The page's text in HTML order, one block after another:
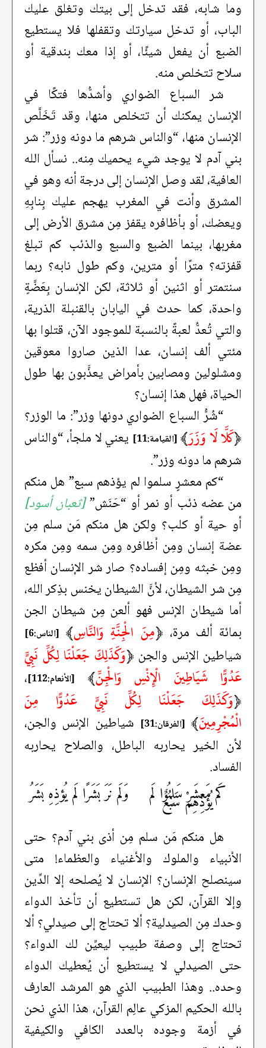
وما شابه، فقد تدخل إلى بيتك وتغلق عليك
الباب، أو تدخل سيارتك وتقفلها فلا يستطيع
الضبع أن يفعل شيئًا، أو إذا معك بندقية أو
سلاح تتخلص منه.
شر السباع الضواري وأشدُّها فتكًا في
الإنسان يمكنك أن تتخلص منها، وقد تَخَلَّص
الإنسان منها، “والناس شرهم ما دونه وزر”: شر
بني آدم لا يوجد شيء يحميك مِنه.. نسأل الله
العافية، لقد وصل الإنسان إلى درجة أنه وهو في
المشرق وأنت في المغرب يهجم عليك بِنابِهِ
ويعضك، أو بأظافره يقفز مِن مشرق الأرض إلى
مغربها، بينما الضبع والسبع والذئب كم تبلغ
قفزته؟ مترًا أو مترين، وكم طول نابه؟ ربما
سنتمتر أو اثنين أو ثلاثة، لكن الإنسان بِعَضَّةٍ
واحدة، كما حدث في اليابان بالقنبلة الذرية،
والتي تُعدُّ لعبةً بالنسبة للموجود الآن، قتلوا بها
مئتي ألف إنسان، عدا الذين صاروا معوقين
ومشلولين ومصابين بأمراض يعذَّبون بها طول
الحياة، فهل هذا إنسان؟
“شُرُّ السباع الضواري دونها وزر”: ما الوزر؟
﴿كَلَّا لَا وَزَرَ﴾ [القيامة:11]
يعني لا ملجأ، “والناس
شرهم ما دونه وزر”.
“كم معشرٍ سلموا لم يؤذهم سبع” هل منكم
من عضه ذئب أو نمر أو “حَنَش”[ثعبان أسود]
أو حية أو كلب؟ ولكن هل منكم مَن سلم مِن
عضة إنسان ومِن أظافره ومِن سمه ومِن مكره
ومِن خبثه ومِن إفساده؟ صار شر الإنسان أفظع
مِن شر الشيطان، لأنَّ الشيطان يخنس بذِكر الله،
أما شيطان الإنس فهو ألعن مِن شيطان الجن
بمائة ألف مرة، ﴿مِنَ الْجِنَّةِ وَالنَّاسِ﴾ [الناس:6]
شياطين الإنس والجن ﴿وَكَذَلِكَ جَعَلْنَا لِكُلِّ نَبِيٍّ
عَدُوًّا شَيَاطِينَ الْإِنْسِ وَالْجِنِّ﴾ [الأنعام:112] ،
﴿وَكَذَلِكَ جَعَلْنَا لِكُلِّ نَبِيٍّ عَدُوًّا مِنَ
الْمُجْرِمِينَ﴾ [الفرقان:31]
شياطين الإنس والجن،
لأن الخير يحاربه الباطل، والصلاح يحاربه
الفساد.
كَم مَعشَرٍ سَلِمُوا لَم
يُؤذِهِمْ سَبُعٌ وَلَم نَرَ بَشَرًا لَم يُؤذِهِ بَشَرُ
هل منكم مَن سلم مِن أذى بني آدم؟ حتى
الأنبياء والملوك والأغنياء والعظماء! متى
سينصلح الإنسان؟ الإنسان لا يُصلحه إلا الدِّين
وإلا القرآن، لكن هل تستطيع أن تأخذ الدواء
وحدك مِن الصيدلية؟ ألا تحتاج إلى صيدلي؟ ألا
تحتاج إلى وصفة طبيب ليعيِّن لك الدواء؟
حتى الصيدلي لا يستطيع أن يُعطيك الدواء
وحده.. وهذا الطبيب الذي هو المرشد العارف
بالله الحكيم المزكي عالِم القرآن، هذا الذي نحن
في أزمة وجوده بالعدد الكافي والكيفية